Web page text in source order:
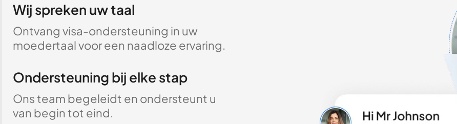
Wij spreken uw taal
Ontvang visa-ondersteuning in uw
moedertaal voor een naadloze ervaring.
Ondersteuning bij elke stap
Ons team begeleidt en ondersteunt u
van begin tot eind.